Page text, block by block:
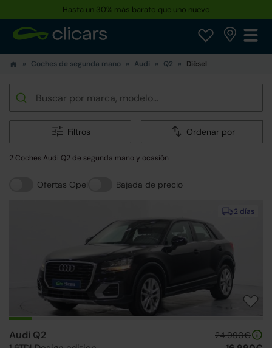
Hasta un 30% más barato que uno nuevo
Coches de segunda mano Audi Q2 Diésel
Filtros Ordenar por
2 Coches Audi Q2 de segunda mano y ocasión
Ofertas Opel Bajada de precio
2 días
Audi Q2 24.990€